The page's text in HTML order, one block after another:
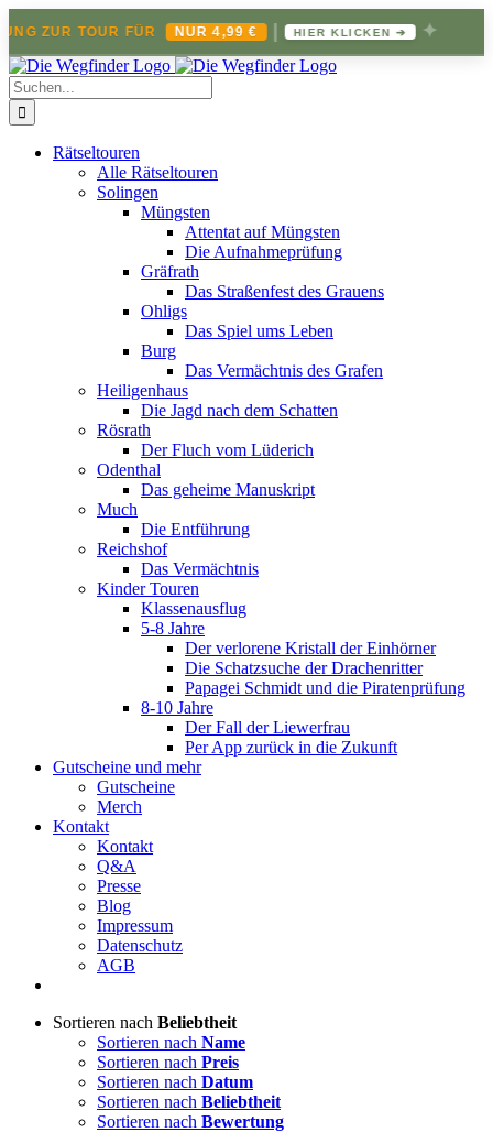
ZUR TOUR FÜR NUR 4,99 € | HIER KLICKEN ➔ ✦
Zum
Inhalt
springen
Suche
nach:
Rätseltouren
Alle Rätseltouren
Solingen
Müngsten
Attentat auf Müngsten
Die Aufnahmeprüfung
Gräfrath
Das Straßenfest des Grauens
Ohligs
Das Spiel ums Leben
Burg
Das Vermächtnis des Grafen
Heiligenhaus
Die Jagd nach dem Schatten
Rösrath
Der Fluch vom Lüderich
Odenthal
Das geheime Manuskript
Much
Die Entführung
Reichshof
Das Vermächtnis
Kinder Touren
Klassenausflug
5-8 Jahre
Der verlorene Kristall der Einhörner
Die Schatzsuche der Drachenritter
Papagei Schmidt und die Piratenprüfung
8-10 Jahre
Der Fall der Liewerfrau
Per App zurück in die Zukunft
Gutscheine und mehr
Gutscheine
Merch
Kontakt
Kontakt
Q&A
Presse
Blog
Impressum
Datenschutz
AGB
Sortieren nach Beliebtheit
Sortieren nach Name
Sortieren nach Preis
Sortieren nach Datum
Sortieren nach Beliebtheit
Sortieren nach Bewertung